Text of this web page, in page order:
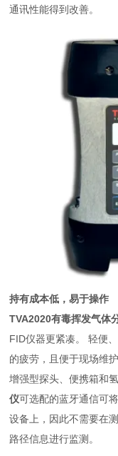
通讯性能得到改善。
持有成本低，易于操作
TVA2020有毒挥发气体
FID仪器更紧凑。 轻便
的疲劳，且便于现场维
增强型探头、便携箱和
仪可选配的蓝牙通信可
设备上，因此不需要在
路径信息进行监测。